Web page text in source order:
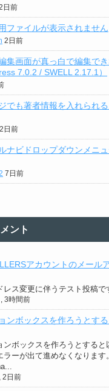
日前
ファイルが表示されません
2日前
集画面が真っ白で編集で
7.0.2 / SWELL 2.17.1）
でも著者情報を入れられ
2日前
ナビドロップダウンメニ
7日前
ント
アカウントのメール
レス変更に伴うテスト投稿で
3時間前
ンボックスを作ろうとす
ンボックスを作ろうとすると
ラーが出て進めなくなります。
2日前